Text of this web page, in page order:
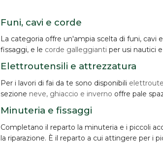
Funi, cavi e corde
La categoria offre un'ampia scelta di funi, cavi
fissaggi, e le corde galleggianti per usi nautici
Elettroutensili e attrezzatura
Per i lavori di fai da te sono disponibili
sezione neve, ghiaccio e inverno offre pale
Minuteria e fissaggi
Completano il reparto la minuteria e i piccoli
la riparazione. È il reparto a cui attingere per i